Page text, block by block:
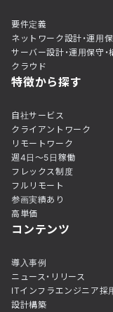
要件定義
ネットワーク設計・運用
サーバー設計・運用保守・
クラウド
特徴から探す
自社サービス
クライアントワーク
リモートワーク
週4日〜5日稼働
フレックス制度
フルリモート
参画実績あり
高単価
コンテンツ
導入事例
ニュース・リリース
ITインフラエンジニア採
設計構築